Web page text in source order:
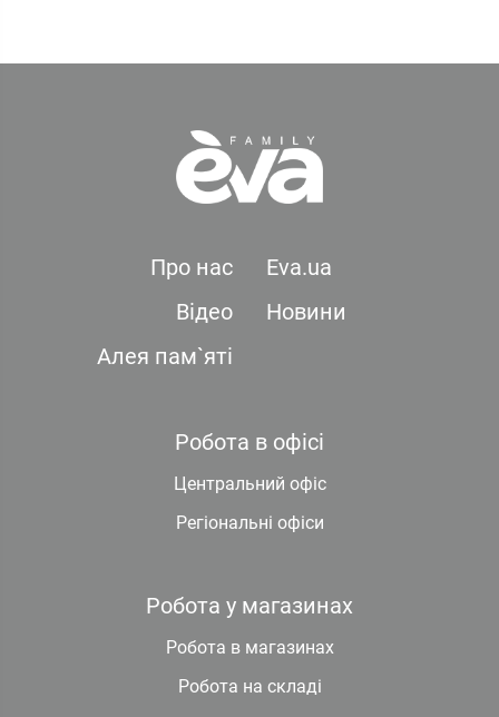
Про нас
Eva.ua
Відео
Новини
Алея пам`яті
Робота в офісі
Центральний офіс
Регіональні офіси
Робота у магазинах
Робота в магазинах
Робота на складі